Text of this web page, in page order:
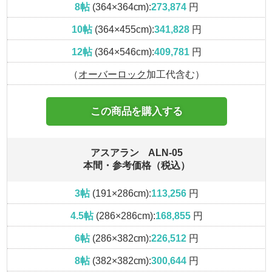
8帖(364×364cm):273,874 円
10帖(364×455cm):341,828円
12帖(364×546cm):409,781円
（オーバーロック 加工代含む）
この商品を購入する
アスアラン ALN-05
本間・参考価格（税込）
3帖(191×286cm):113,256 円
4.5帖(286×286cm):168,855円
6帖(286×382cm):226,512 円
8帖(382×382cm):300,644 円